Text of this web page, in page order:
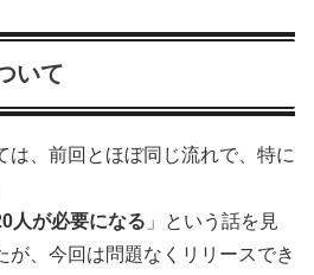
いて
は、前回とほぼ同じ流れで、特に
人が必要になる 」という話を見
が、今回は問題なくリリースでき